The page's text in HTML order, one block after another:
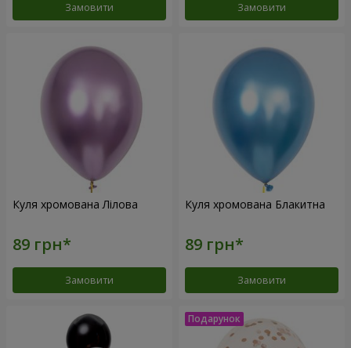
Замовити Замовити
Куля хромована Лілова
Замовити
Куля хромована Блакитна
Замовити